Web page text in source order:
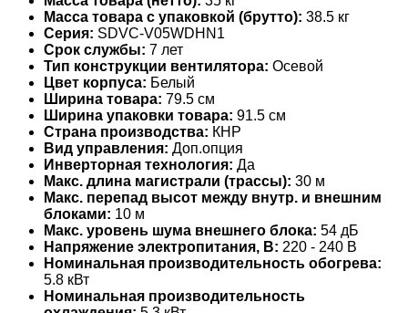
Масса товара с упаковкой (брутто): 38.5 кг
Серия: SDVC-V05WDHN1
Срок службы: 7 лет
Тип конструкции вентилятора: Осевой
Цвет корпуса: Белый
Ширина товара: 79.5 см
Ширина упаковки товара: 91.5 см
Страна производства: КНР
Вид управления: Доп.опция
Инверторная технология: Да
Макс. длина магистрали (трассы): 30 м
Макс. перепад высот между внутр. и внешним
блоками: 10 м
Макс. уровень шума внешнего блока: 54 дБ
Напряжение электропитания, В: 220 - 240 В
Номинальная производительность обогрева:
5.8 кВт
Номинальная производительность